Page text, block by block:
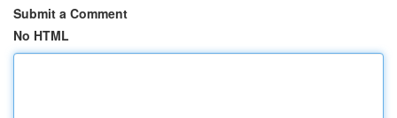
Submit a Comment
No HTML